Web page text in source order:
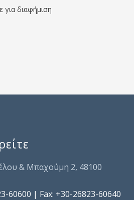
για διαφήμιση
& Μπαχούμη 2, 48100
60600 | Fax: +30-26823-60640